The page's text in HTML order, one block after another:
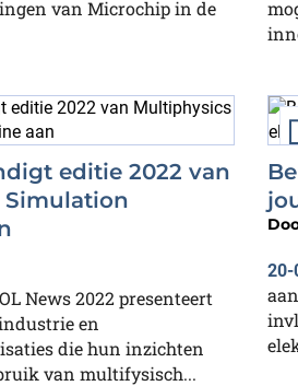
van Microchip in de
editie 2022 van
News 2022 presenteert
en
die hun inzichten
van multifysisch...
20-